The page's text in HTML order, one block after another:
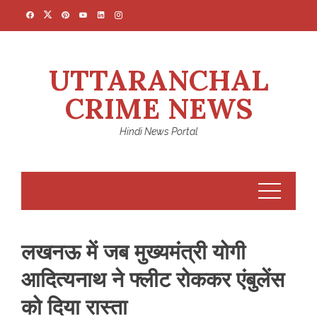
UTTARANCHAL
CRIME NEWS
Hindi News Portal
लखनऊ में जब मुख्यमंत्री योगी
आदित्यनाथ ने फ्लीट रोककर एंबुलेंस
को दिया रास्ता